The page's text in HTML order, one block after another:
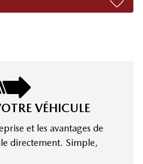
VÉHICULE
et les avantages de
directement. Simple,